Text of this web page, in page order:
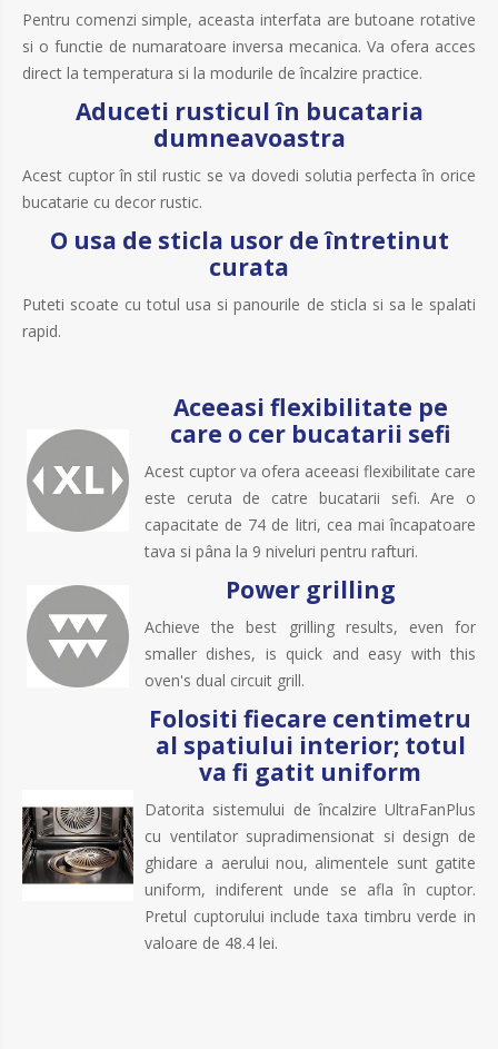
Pentru comenzi simple, aceasta interfata are butoane rotative
si o functie de numaratoare inversa mecanica. Va ofera acces
direct la temperatura si la modurile de încalzire practice.
Aduceti rusticul în bucataria
dumneavoastra
Acest cuptor în stil rustic se va dovedi solutia perfecta în orice
bucatarie cu decor rustic.
O usa de sticla usor de întretinut
curata
Puteti scoate cu totul usa si panourile de sticla si sa le spalati
rapid.
Aceeasi flexibilitate pe
care o cer bucatarii sefi
Acest cuptor va ofera aceeasi flexibilitate care
este ceruta de catre bucatarii sefi. Are o
capacitate de 74 de litri, cea mai încapatoare
tava si pâna la 9 niveluri pentru rafturi.
Power grilling
Achieve the best grilling results, even for
smaller dishes, is quick and easy with this
oven's dual circuit grill.
Folositi fiecare centimetru
al spatiului interior; totul
va fi gatit uniform
Datorita sistemului de încalzire UltraFanPlus
cu ventilator supradimensionat si design de
ghidare a aerului nou, alimentele sunt gatite
uniform, indiferent unde se afla în cuptor.
Pretul cuptorului include taxa timbru verde in
valoare de 48.4 lei.